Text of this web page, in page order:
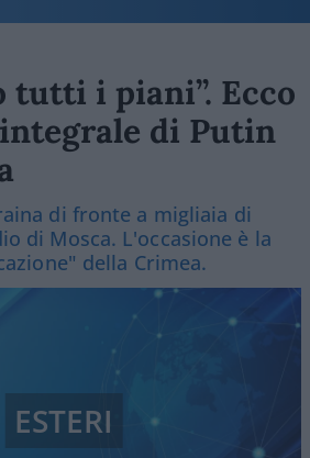
tutti i piani”. Ecco
di Putin
di fronte a migliaia di
di Mosca. L'occasione è la
della Crimea.
ESTERI